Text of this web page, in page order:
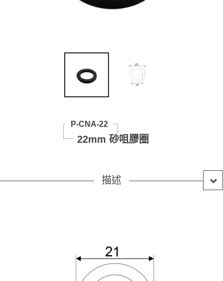
P-CNA-22
22mm 砂咀膠圈
描述